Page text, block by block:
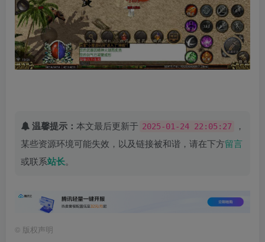
温馨提示： 本文最后更新于 2025-01-24 22:05:27
，
某些资源环境可能失效，以及链接被和谐，请在下方留言
或联系站长。
© 版权声明